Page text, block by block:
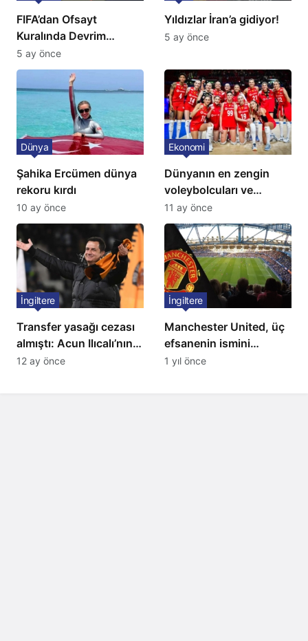
FIFA’dan Ofsayt
Kuralında Devrim
Niteliğinde Onay
5 ay önce
Yıldızlar İran’a gidiyor!
5 ay önce
Şahika Ercümen dünya
rekoru kırdı
Dünya
10 ay önce
Dünyanın en zengin
voleybolcuları ve
servetleri açıklandı:
Listede 2 Türk yıldız
bulunuyor
Ekonomi
11 ay önce
Transfer yasağı cezası
almıştı: Acun Ilıcalı’nın
ekibi Hull City’ye kötü
İngiltere
12 ay önce
Manchester United, üç
efsanenin ismini
yasakladı
İngiltere
1 yıl önce